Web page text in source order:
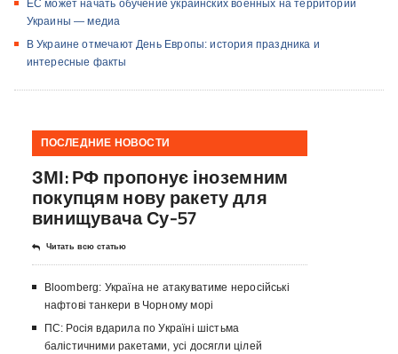
ЕС может начать обучение украинских военных на территории
Украины — медиа
В Украине отмечают День Европы: история праздника и
интересные факты
ПОСЛЕДНИЕ НОВОСТИ
ЗМІ: РФ пропонує іноземним
покупцям нову ракету для
винищувача Су-57
Читать всю статью
Bloomberg: Україна не атакуватиме неросійські
нафтові танкери в Чорному морі
ПС: Росія вдарила по Україні шістьма
балістичними ракетами, усі досягли цілей